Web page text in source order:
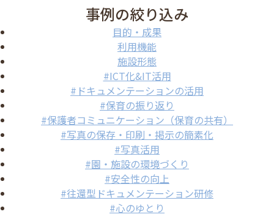
事例の絞り込み
目的・成果
利用機能
施設形態
#ICT化&IT活用
#ドキュメンテーションの活用
#保育の振り返り
#保護者コミュニケーション（保育の共有）
#写真の保存・印刷・掲示の簡素化
#写真活用
#園・施設の環境づくり
#安全性の向上
#往還型ドキュメンテーション研修
#心のゆとり